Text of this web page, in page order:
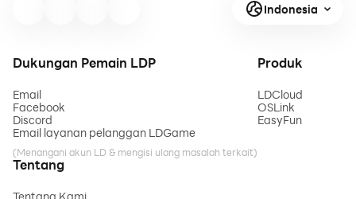
Indonesia
Dukungan Pemain LDP
Email
Facebook
Discord
Email layanan pelanggan LDGame
(Menangani akun LD & mengisi ulang masalah terkait)
Produk
LDCloud
OSLink
EasyFun
Tentang